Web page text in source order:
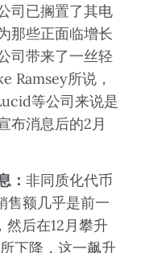
司已搁置了其电
那些正面临增长
司带来了一丝轻
Ramsey所说，
等公司来说是
布消息后的2月
： 非同质化代币
售额几乎是前一
然后在12月攀升
下降，这一飙升